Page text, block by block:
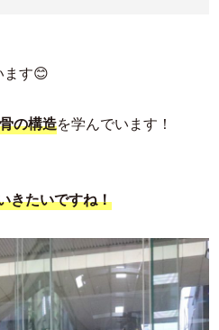
ます😊
の構造を学んでいます！
きたいですね！